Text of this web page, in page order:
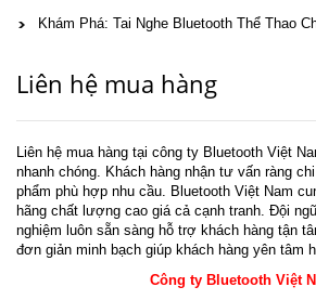
Khám Phá: Tai Nghe Bluetooth Thể Thao
Liên hệ mua hàng
Liên hệ mua hàng tại công ty Bluetooth Việt
nhanh chóng. Khách hàng nhận tư vấn ràng
phẩm phù hợp nhu cầu. Bluetooth Việt Nam
hãng chất lượng cao giá cả cạnh tranh. Đội
nghiệm luôn sẵn sàng hỗ trợ khách hàng tận
đơn giản minh bạch giúp khách hàng yên tâm
Công ty Bluetooth Việt